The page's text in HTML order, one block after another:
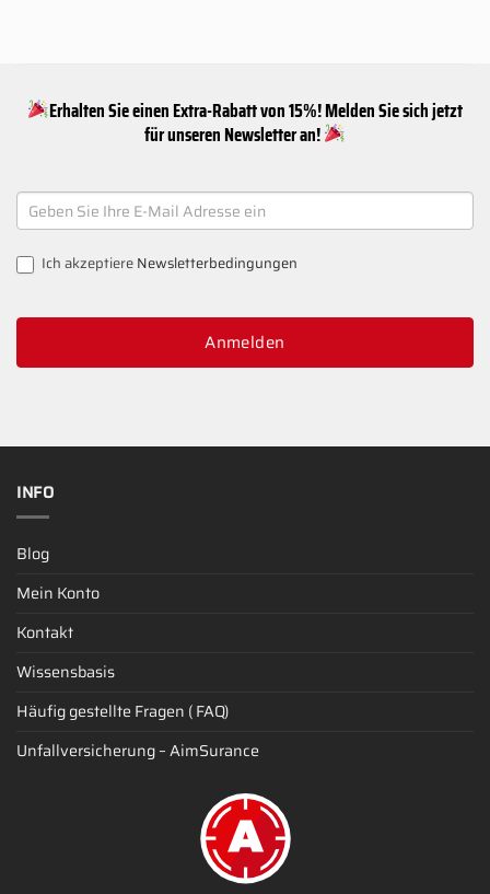
Erhalten Sie einen Extra-Rabatt von 15%! Melden Sie sich jetzt
für unseren Newsletter an!
NEWSLETTER
SIGNUP
Ich akzeptiereNewsletterbedingungen
Anmelden
INFO
Blog
Mein Konto
Kontakt
Wissensbasis
Häufig gestellte Fragen ( FAQ)
Unfallversicherung – AimSurance